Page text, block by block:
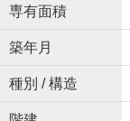
専有面積
築年月
種別 / 構造